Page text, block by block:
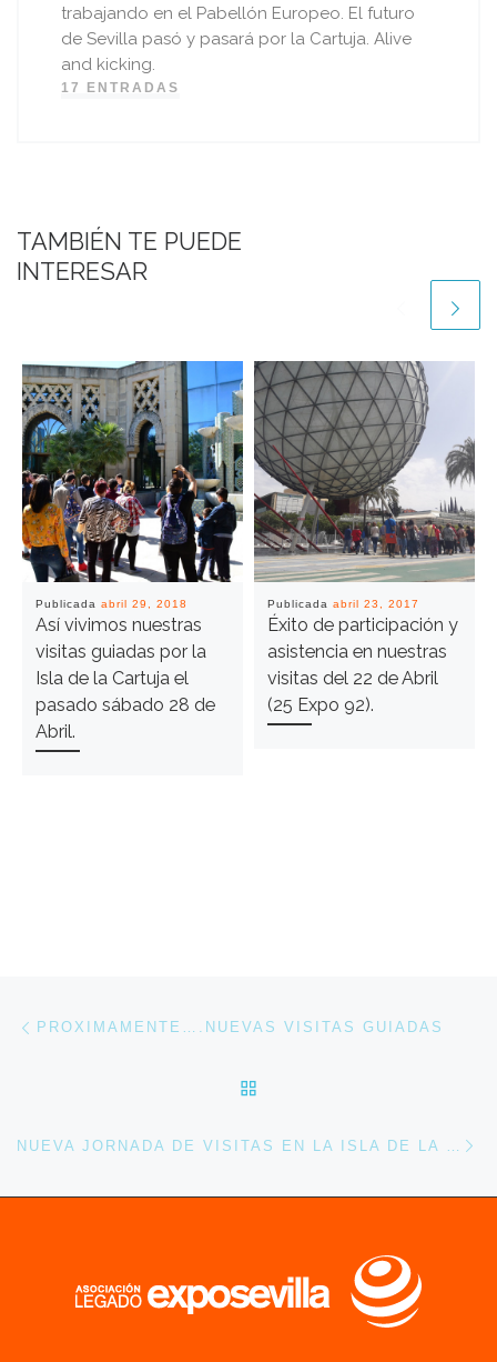
trabajando en el Pabellón Europeo. El futuro
de Sevilla pasó y pasará por la Cartuja. Alive
and kicking.
17 ENTRADAS
TAMBIÉN TE PUEDE
INTERESAR
Publicada abril 29, 2018
Así vivimos nuestras
visitas guiadas por la
Isla de la Cartuja el
pasado sábado 28 de
Abril.
Publicada abril 23, 2017
Éxito de participación y
asistencia en nuestras
visitas del 22 de Abril
(25 Expo 92).
Navegación de entradas
PROXIMAMENTE….NUEVAS VISITAS GUIADAS